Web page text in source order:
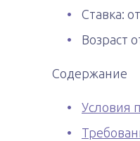
Ставка:
Возраст
Содержание
Условия